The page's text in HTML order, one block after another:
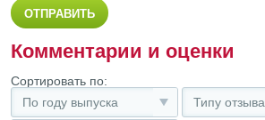
Комментарии и оценки
Сортировать по:
По году выпуска
Типу отзыва